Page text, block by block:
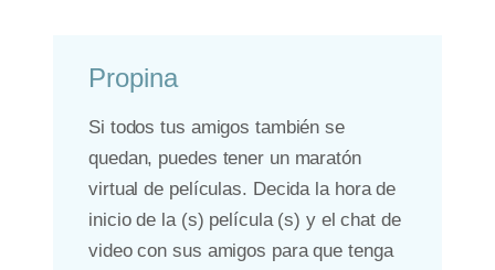
Propina
Si todos tus amigos también se
quedan, puedes tener un maratón
virtual de películas. Decida la hora de
inicio de la (s) película (s) y el chat de
video con sus amigos para que tenga